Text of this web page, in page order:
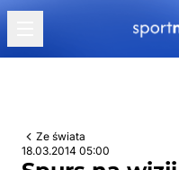
Przejdź do treści
Ze świata
18.03.2014 05:00